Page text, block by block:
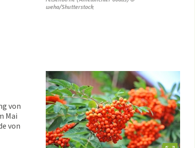
weha/Shutterstock
von
Mai
von